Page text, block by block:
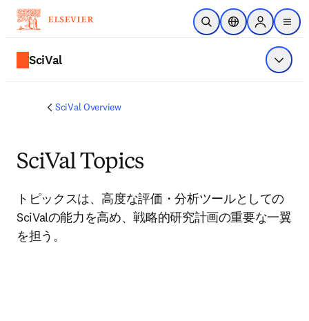
メインのコンテンツにスキップ
検索を開くロケーションセレ
Sign in to
menu
SciVal メニュ
SciVal Overview
SciVal Topics
トピックスは、高度な評価・分析ツールとしての
SciValの能力を高め、戦略的研究計画の重要な一翼
を担う。